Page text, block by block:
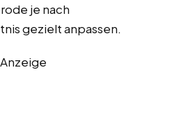
je nach
gezielt anpassen.
Anzeige